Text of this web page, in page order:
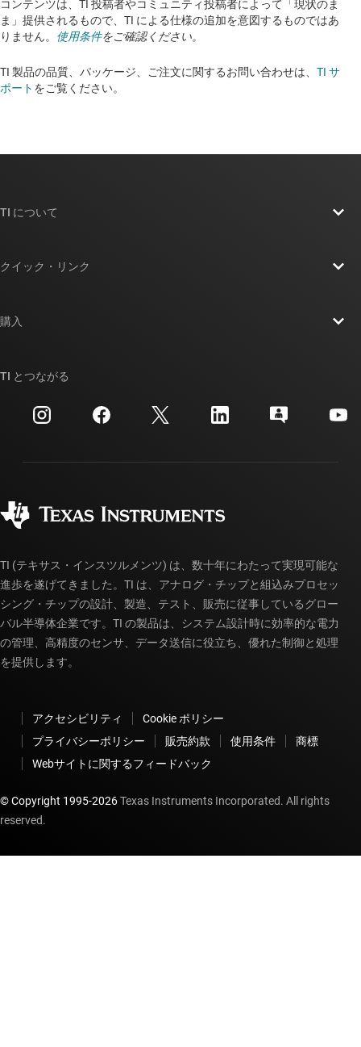
コンテンツは、TI 投稿者やコミュニティ投稿者によって「現状のま
ま」提供されるもので、TI による仕様の追加を意図するものではあ
りません。 使用条件をご確認ください。
TI 製品の品質、パッケージ、ご注文に関するお問い合わせは、 TI サ
ポート をご覧ください。​​​​​​​​​​​​​​
TI について
投資家向け情報
製造
クイック・リンク
クロスリファレンス検索
カスタマー・サポート・センター
myTI アカウントの FAQ
購入
ご注文に関する FAQ
TI とつながる
TI (テキサス・インスツルメンツ) は、数十年にわたって実現可能な
進歩を遂げてきました。TI は、アナログ・チップと組込みプロセッ
シング・チップの設計、製造、テスト、販売に従事しているグロー
バル半導体企業です。TI の製品は、システム設計時に効率的な電力
の管理、高精度のセンサ、データ送信に役立ち、優れた制御と処理
を提供します。
アクセシビリティ
Cookie ポリシー
プライバシーポリシー
販売約款 使用条件
商標
Webサイトに関するフィードバック
© Copyright 1995-2026Texas Instruments Incorporated. All rights
reserved.